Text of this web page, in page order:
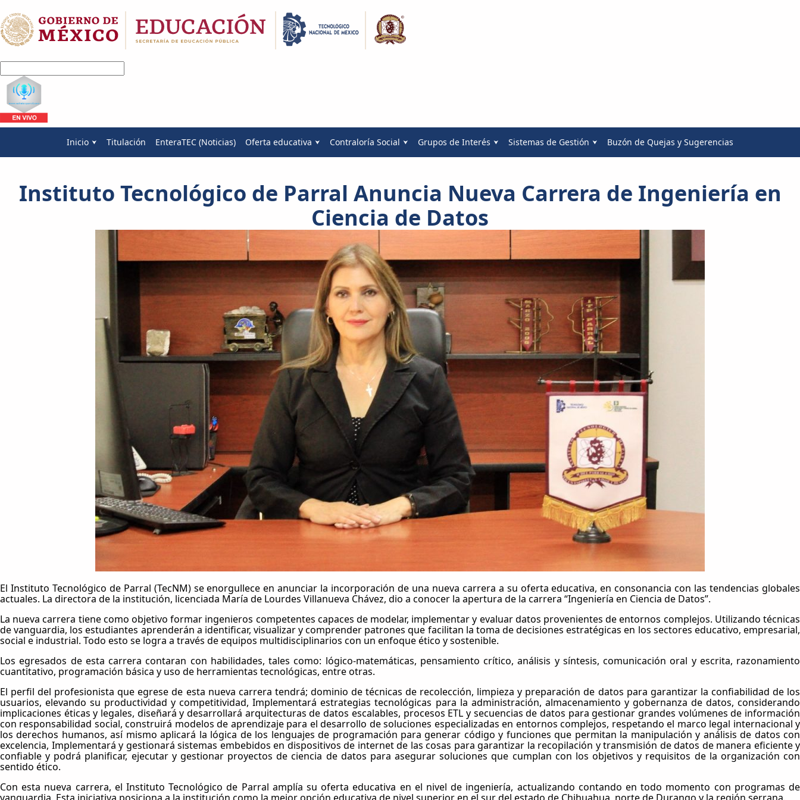
Inicio Titulación EnteraTEC (Noticias) Oferta educativa Contraloría Social Grupos de Interés Sistemas de Gestión Buzón de Quejas y Sugerencias
Instituto Tecnológico de Parral Anuncia Nueva Carrera de Ingeniería en
Ciencia de Datos
El Instituto Tecnológico de Parral (TecNM) se enorgullece en anunciar la incorporación de una nueva carrera a su oferta educativa, en consonancia con las tendencias globales
actuales. La directora de la institución, licenciada María de Lourdes Villanueva Chávez, dio a conocer la apertura de la carrera “Ingeniería en Ciencia de Datos”.
La nueva carrera tiene como objetivo formar ingenieros competentes capaces de modelar, implementar y evaluar datos provenientes de entornos complejos. Utilizando técnicas
de vanguardia, los estudiantes aprenderán a identificar, visualizar y comprender patrones que facilitan la toma de decisiones estratégicas en los sectores educativo, empresarial,
social e industrial. Todo esto se logra a través de equipos multidisciplinarios con un enfoque ético y sostenible.
Los egresados de esta carrera contaran con habilidades, tales como: lógico-matemáticas, pensamiento crítico, análisis y síntesis, comunicación oral y escrita, razonamiento
cuantitativo, programación básica y uso de herramientas tecnológicas, entre otras.
El perfil del profesionista que egrese de esta nueva carrera tendrá; dominio de técnicas de recolección, limpieza y preparación de datos para garantizar la confiabilidad de los
usuarios, elevando su productividad y competitividad, Implementará estrategias tecnológicas para la administración, almacenamiento y gobernanza de datos, considerando
implicaciones éticas y legales, diseñará y desarrollará arquitecturas de datos escalables, procesos ETL y secuencias de datos para gestionar grandes volúmenes de información
con responsabilidad social, construirá modelos de aprendizaje para el desarrollo de soluciones especializadas en entornos complejos, respetando el marco legal internacional y
los derechos humanos, así mismo aplicará la lógica de los lenguajes de programación para generar código y funciones que permitan la manipulación y análisis de datos con
excelencia, Implementará y gestionará sistemas embebidos en dispositivos de internet de las cosas para garantizar la recopilación y transmisión de datos de manera eficiente y
confiable y podrá planificar, ejecutar y gestionar proyectos de ciencia de datos para asegurar soluciones que cumplan con los objetivos y requisitos de la organización con
sentido ético.
Con esta nueva carrera, el Instituto Tecnológico de Parral amplía su oferta educativa en el nivel de ingeniería, actualizando contando en todo momento con programas de